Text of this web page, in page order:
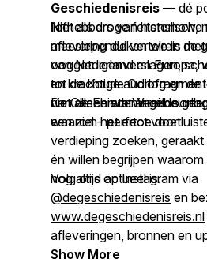
Geschiedenisreis — dé
liefhebbers van historische
aflevering duiken we in de
van Nederland en Europa,
tot de Koude Oorlog en de
van de Eerste
Niet als droge feitenshow,
meeslepende vertelreis
ooggetuigenverslagen,
en krachtige
niet alleen wat er
waarom het ertoe doet.
De Geschiedenisreisis
een ziel – perfect voor
verdieping zoeken,
én willen begrijpen
nog altijd actueel is.
Volg ons op Instagram via
@degeschiedenisreis en
www.degeschiedenisreis.nl
afleveringen, bronnen en
Show More